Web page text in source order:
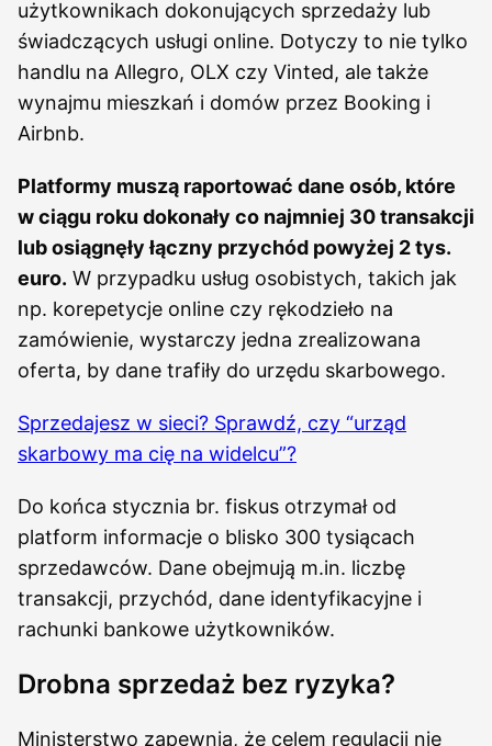
użytkownikach dokonujących sprzedaży lub
świadczących usługi online. Dotyczy to nie tylko
handlu na Allegro, OLX czy Vinted, ale także
wynajmu mieszkań i domów przez Booking i
Airbnb.
Platformy muszą raportować dane osób, które
w ciągu roku dokonały co najmniej 30 transakcji
lub osiągnęły łączny przychód powyżej 2 tys.
euro. W przypadku usług osobistych, takich jak
np. korepetycje online czy rękodzieło na
zamówienie, wystarczy jedna zrealizowana
oferta, by dane trafiły do urzędu skarbowego.
Sprzedajesz w sieci? Sprawdź, czy “urząd
skarbowy ma cię na widelcu”?
Do końca stycznia br. fiskus otrzymał od
platform informacje o blisko 300 tysiącach
sprzedawców. Dane obejmują m.in. liczbę
transakcji, przychód, dane identyfikacyjne i
rachunki bankowe użytkowników.
Drobna sprzedaż bez ryzyka?
Ministerstwo zapewnia, że celem regulacji nie